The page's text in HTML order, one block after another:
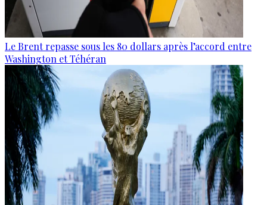
Le Brent repasse sous les 80 dollars après l’accord entre
Washington et Téhéran